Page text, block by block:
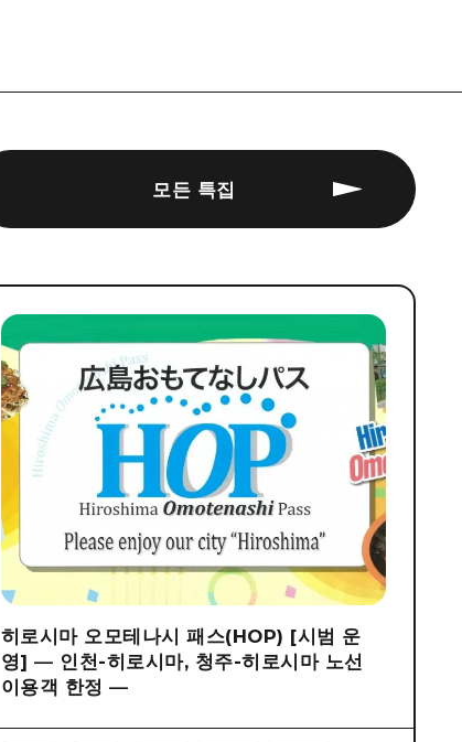
모든 특집
히로시마 오모테나시 패스(HOP) [시범 운
영] ― 인천-히로시마, 청주-히로시마 노선
이용객 한정 ―